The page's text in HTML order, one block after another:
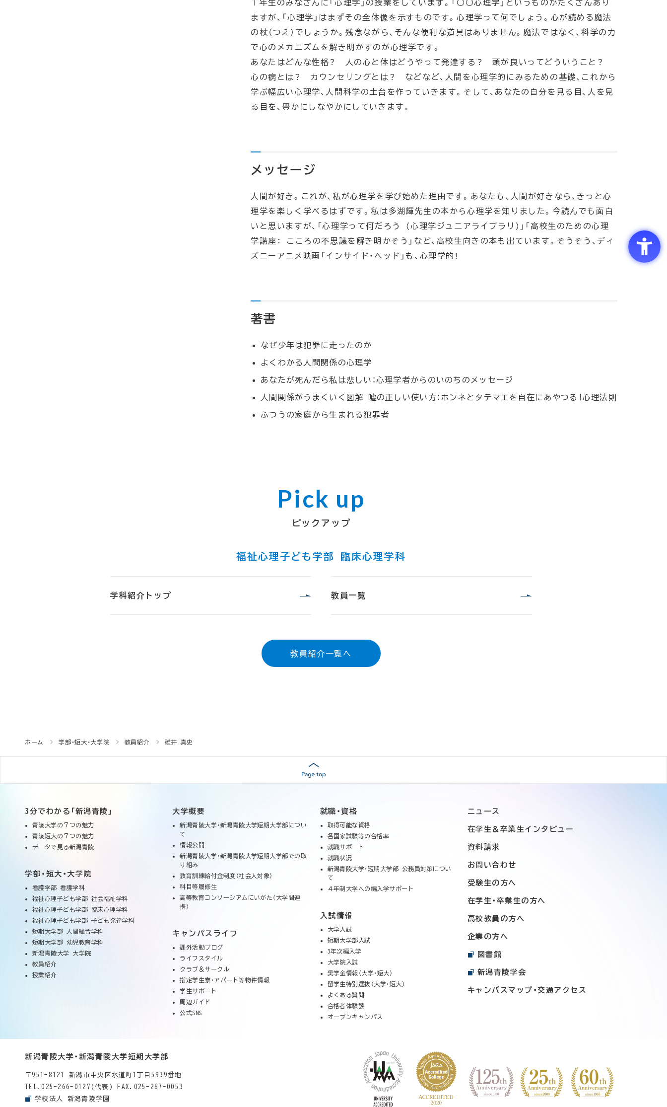
１年生のみなさんに「心理学」の授業をしています。「○○心理学」というものがたくさんあり
ますが、「心理学」はまずその全体像を示すものです。心理学って何でしょう。心が読める魔法
の杖（つえ）でしょうか。残念ながら、そんな便利な道具はありません。魔法ではなく、科学の力
で心のメカニズムを解き明かすのが心理学です。
あなたはどんな性格？ 人の心と体はどうやって発達する？ 頭が良いってどういうこと？
心の病とは？ カウンセリングとは？ などなど、人間を心理学的にみるための基礎、これから
学ぶ幅広い心理学、人間科学の土台を作っていきます。そして、あなたの自分を見る目、人を見
る目を、豊かにしなやかにしていきます。
メッセージ
人間が好き。これが、私が心理学を学び始めた理由です。あなたも、人間が好きなら、きっと心
理学を楽しく学べるはずです。私は多湖輝先生の本から心理学を知りました。今読んでも面白
いと思いますが、「心理学って何だろう (心理学ジュニアライブラリ)」「高校生のための心理
学講座: こころの不思議を解き明かそう」など、高校生向きの本も出ています。そうそう、ディ
ズニーアニメ映画「インサイド・ヘッド」も、心理学的！
著書
なぜ少年は犯罪に走ったのか
よくわかる人間関係の心理学
あなたが死んだら私は悲しい：心理学者からのいのちのメッセージ
人間関係がうまくいく図解 嘘の正しい使い方：ホンネとタテマエを自在にあやつる!心理法則
ふつうの家庭から生まれる犯罪者
ピックアップ
福祉心理子ども学部 臨床心理学科
学科紹介トップ 教員一覧
教員紹介一覧へ
ホーム 学部・短大・大学院 教員紹介 碓井 真史
3分でわかる「新潟青陵」
青陵大学の７つの魅力
青陵短大の７つの魅力
データで見る新潟青陵
学部・短大・大学院
看護学部 看護学科
福祉心理子ども学部 社会福祉学科
福祉心理子ども学部 臨床心理学科
福祉心理子ども学部 子ども発達学科
短期大学部 人間総合学科
短期大学部 幼児教育学科
新潟青陵大学 大学院
教員紹介
授業紹介
大学概要
新潟青陵大学・新潟青陵大学短期大学部につい
て
情報公開
新潟青陵大学・新潟青陵大学短期大学部での取
り組み
教育訓練給付金制度（社会人対象）
科目等履修生
高等教育コンソーシアムにいがた（大学間連
携）
キャンパスライフ
課外活動ブログ
ライフスタイル
クラブ＆サークル
指定学生寮・アパート等物件情報
学生サポート
周辺ガイド
公式SNS
就職・資格
取得可能な資格
各国家試験等の合格率
就職サポート
就職状況
新潟青陵大学・短期大学部 公務員対策につい
て
４年制大学への編入学サポート
入試情報
大学入試
短期大学部入試
3年次編入学
大学院入試
奨学金情報（大学・短大）
留学生特別選抜（大学・短大）
よくある質問
合格者体験談
オープンキャンパス
ニュース
在学生＆卒業生インタビュー
資料請求
お問い合わせ
受験生の方へ
在学生・卒業生の方へ
高校教員の方へ
企業の方へ
図書館
新潟青陵学会
キャンパスマップ・交通アクセス
新潟青陵大学・新潟青陵大学短期大学部
〒951-8121 新潟市中央区水道町1丁目5939番地
TEL.025-266-0127(代表)
FAX.025-267-0053
学校法人 新潟青陵学園